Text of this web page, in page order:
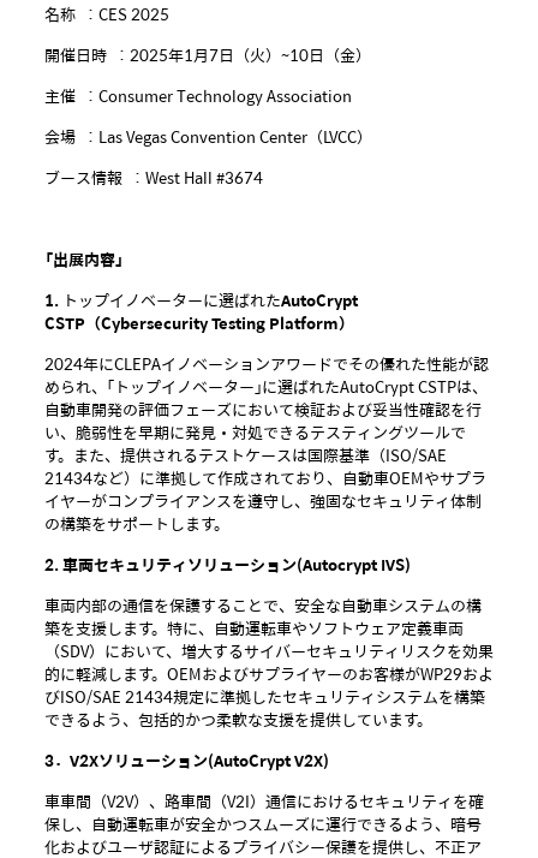
名称 ：CES 2025
開催日時 ：2025年1月7日（火）~10日（金）
主催 ：Consumer Technology Association
会場 ：Las Vegas Convention Center（LVCC）
ブース情報 ：West Hall #3674
「出展内容」
1.トップイノベーターに選ばれたAutoCrypt
CSTP （Cybersecurity Testing Platform）
2024年にCLEPAイノベーションアワードでその優れた性能が認
められ、「トップイノベーター」に選ばれたAutoCrypt CSTPは、
自動車開発の評価フェーズにおいて検証および妥当性確認を行
い、脆弱性を早期に発見・対処できるテスティングツールで
す。また、提供されるテストケースは国際基準（ISO/SAE
21434など）に準拠して作成されており、自動車OEMやサプラ
イヤーがコンプライアンスを遵守し、強固なセキュリティ体制
の構築をサポートします。
2.車両セキュリティソリューション(Autocrypt IVS)
車両内部の通信を保護することで、安全な自動車システムの構
築を支援します。特に、自動運転車やソフトウェア定義車両
（SDV）において、増大するサイバーセキュリティリスクを効果
的に軽減します。OEMおよびサプライヤーのお客様がWP29およ
びISO/SAE 21434規定に準拠したセキュリティシステムを構築
できるよう、包括的かつ柔軟な支援を提供しています。
3．V2Xソリューション(AutoCrypt V2X)
車車間（V2V）、路車間（V2I）通信におけるセキュリティを確
保し、自動運転車が安全かつスムーズに運行できるよう、暗号
化およびユーザ認証によるプライバシー保護を提供し、不正ア